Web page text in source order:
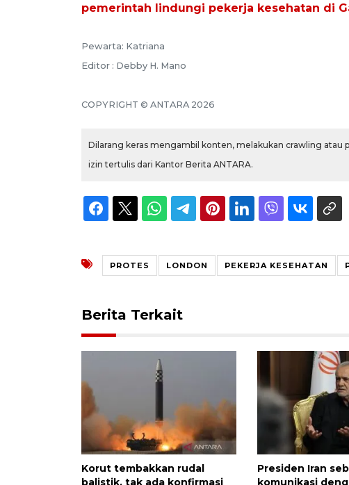
pemerintah lindungi pekerja kesehatan di
Pewarta: Katriana
Editor : Debby H. Mano
COPYRIGHT © ANTARA 2026
Dilarang keras mengambil konten, melakukan crawling atau
izin tertulis dari Kantor Berita ANTARA.
PROTES LONDON PEKERJA KESEHATAN
Berita Terkait
Korut tembakkan rudal
balistik, tak ada konfirmasi
Presiden Iran
komunikasi